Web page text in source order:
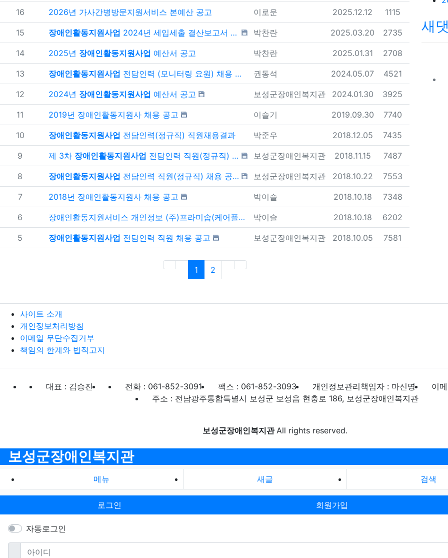
번호
16 2026년 가사간병방문지원서비스 본예산 공고 등록자
이로운 등록일
2025.12.12 조회
1115
번호
15 장애인활동지원사업 2024년 세입세출 결산보고서 공고 등록자
박찬란 등록일
2025.03.20 조회
2735
번호
14 2025년 장애인활동지원사업 예산서 공고 등록자
박찬란 등록일
2025.01.31 조회
2708
번호
13 장애인활동지원사업 전담인력 (모니터링 요원) 채용 결과 공고 등록자
권동석 등록일
2024.05.07 조회
4521
번호
12 2024년 장애인활동지원사업 예산서 공고 등록자
보성군장애인복지관 등록일
2024.01.30 조회
3925
번호
11 2019년 장애인활동지원사 채용 공고 등록자
이슬기 등록일
2019.09.30 조회
7740
번호
10 장애인활동지원사업 전담인력(정규직) 직원채용결과 등록자
박준우 등록일
2018.12.05 조회
7435
번호
9 제 3차 장애인활동지원사업 전담인력 직원(정규직) 채용 등록자
보성군장애인복지관 등록일
2018.11.15 조회
7487
번호
8 장애인활동지원사업 전담인력 직원(정규직) 채용 공고 등록자
보성군장애인복지관 등록일
2018.10.22 조회
7553
번호
7 2018년 장애인활동지원사 채용 공고 등록자
박이슬 등록일
2018.10.18 조회
7348
번호
6 장애인활동지원서비스 개인정보 (주)프라미솝(케어플웍스 제공사)에 위탁 안내 등록자
박이슬 등록일
2018.10.18 조회
6202
번호
5 장애인활동지원사업 전담인력 직원 채용 공고 등록자
보성군장애인복지관 등록일
2018.10.05 조회
7581
1(current)
2
새
사이트 소개
개인정보처리방침
이메일 무단수집거부
책임의 한계와 법적고지
대표 : 김승진 전화 : 061-852-3091 팩스 : 061-852-3093 개인정보관리책임자 : 마신명
이
주소 : 전남광주통합특별시 보성군 보성읍 현충로 186, 보성군장애인복지관
보성군장애인복지관All rights reserved.
보성군장애인복지관
메뉴 새글 검색
로그인 회원가입
자동로그인
아이디필수